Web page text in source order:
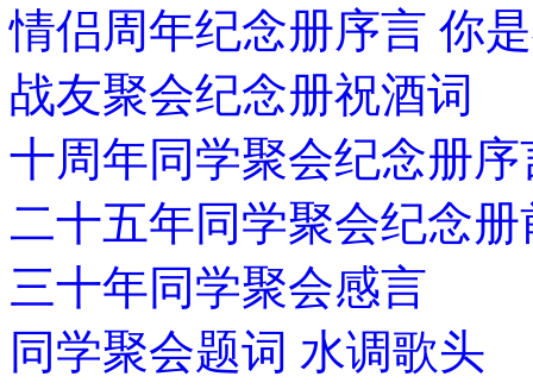
情侣周年纪念册序言 你
战友聚会纪念册祝酒词
十周年同学聚会纪念册序
二十五年同学聚会纪念册
三十年同学聚会感言
同学聚会题词 水调歌头